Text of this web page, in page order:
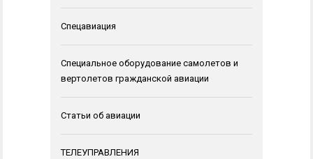
Спецавиация
Специальное оборудование самолетов и
вертолетов гражданской авиации
Статьи об авиации
ТЕЛЕУПРАВЛЕНИЯ